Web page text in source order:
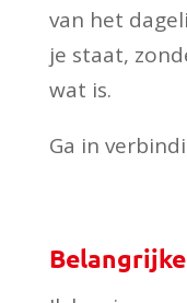
van het
je staat,
wat is.
Ga in